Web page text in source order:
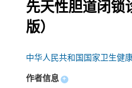
先天性胆道闭锁
版）
中华人民共和国国家卫生健
作者信息 +